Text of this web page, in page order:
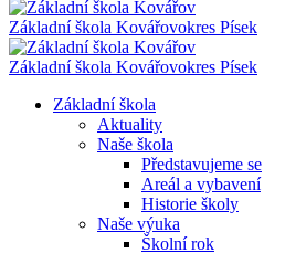
Základní škola Kovářovokres Písek
Základní škola Kovářovokres Písek
Základní škola
Aktuality
Naše škola
Představujeme se
Areál a vybavení
Historie školy
Naše výuka
Školní rok